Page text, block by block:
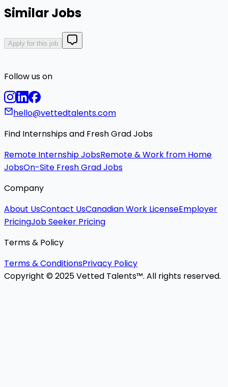
Similar Jobs
Apply for this job
Follow us on
hello@vettedtalents.com
Find Internships and Fresh Grad Jobs
Remote Internship JobsRemote & Work from Home
JobsOn-Site Fresh Grad Jobs
Company
About UsContact UsCanadian Work LicenseEmployer
PricingJob Seeker Pricing
Terms & Policy
Terms & ConditionsPrivacy Policy
Copyright © 2025 Vetted Talents™. All rights reserved.